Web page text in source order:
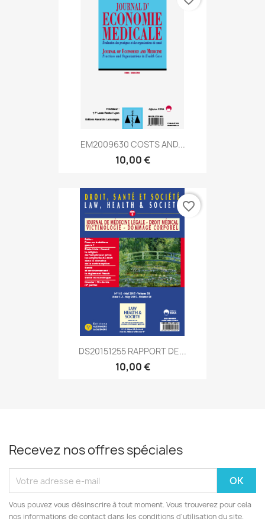
EM2009630 COSTS AND...
10,00 €
DS20151255 RAPPORT DE...
10,00 €
favorite_border
Recevez nos offres spéciales
Vous pouvez vous désinscrire à tout moment. Vous trouverez pour cela
nos informations de contact dans les conditions d'utilisation du site.